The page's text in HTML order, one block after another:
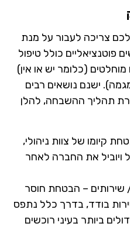
לעבור על מנת
כולל טיפול
(כלומר יש או אין)
ישנם נושאים רבים
ההשבחה, להלן
של צוות ניהולי,
את החברה לאחר
– הבטחת חוסר
בודד, בדרך כלל נתפס
ביותר בעיני רוכשים